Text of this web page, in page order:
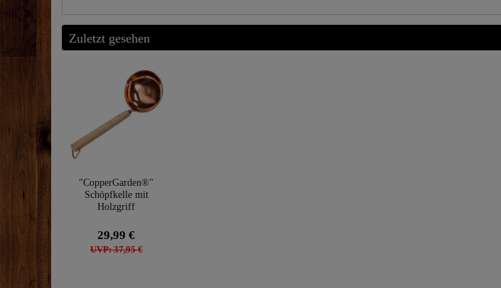
Zuletzt gesehen
"CopperGarden®"
Schöpfkelle mit
Holzgriff
UVP: 37,95 €
29,99 €